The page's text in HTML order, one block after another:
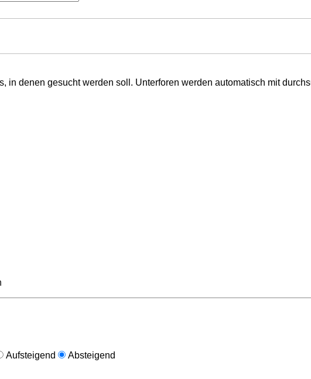
in denen gesucht werden soll. Unterforen werden automatisch mit
Aufsteigend
Absteigend